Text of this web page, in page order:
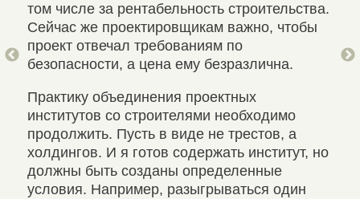
том числе за рентабельность строительства.
Сейчас же проектировщикам важно, чтобы
проект отвечал требованиям по
безопасности, а цена ему безразлична.
Практику объединения проектных
институтов со строителями необходимо
продолжить. Пусть в виде не трестов, а
холдингов. И я готов содержать институт, но
должны быть созданы определенные
условия. Например, разыгрываться один